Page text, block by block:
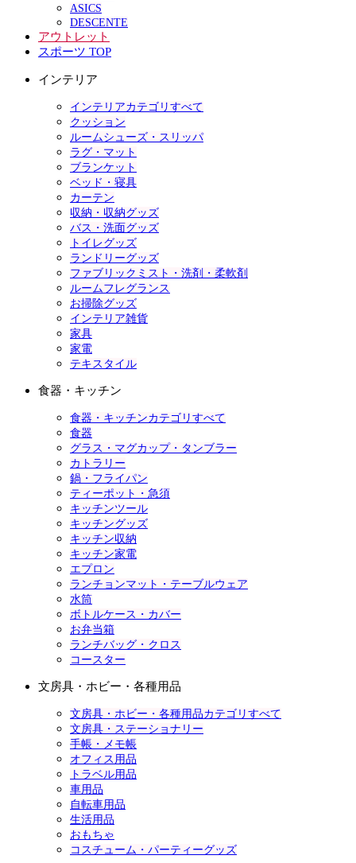
ASICS
DESCENTE
アウトレット
スポーツ TOP
インテリア
インテリアカテゴリすべて
クッション
ルームシューズ・スリッパ
ラグ・マット
ブランケット
ベッド・寝具
カーテン
収納・収納グッズ
バス・洗面グッズ
トイレグッズ
ランドリーグッズ
ファブリックミスト・洗剤・柔軟剤
ルームフレグランス
お掃除グッズ
インテリア雑貨
家具
家電
テキスタイル
食器・キッチン
食器・キッチンカテゴリすべて
食器
グラス・マグカップ・タンブラー
カトラリー
鍋・フライパン
ティーポット・急須
キッチンツール
キッチングッズ
キッチン収納
キッチン家電
エプロン
ランチョンマット・テーブルウェア
水筒
ボトルケース・カバー
お弁当箱
ランチバッグ・クロス
コースター
文房具・ホビー・各種用品
文房具・ホビー・各種用品カテゴリすべて
文房具・ステーショナリー
手帳・メモ帳
オフィス用品
トラベル用品
車用品
自転車用品
生活用品
おもちゃ
コスチューム・パーティーグッズ